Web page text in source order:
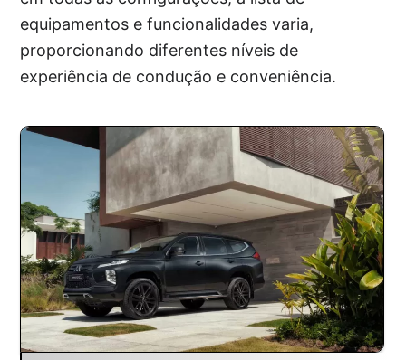
equipamentos e funcionalidades varia,
proporcionando diferentes níveis de
experiência de condução e conveniência.